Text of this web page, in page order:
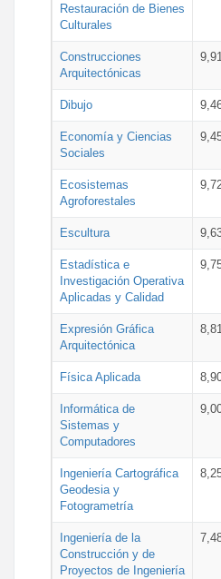
Restauración de Bienes
Culturales
Construcciones
Arquitectónicas
Dibujo
Economía y Ciencias
Sociales
Ecosistemas
Agroforestales
Escultura
Estadística e
Investigación Operativa
Aplicadas y Calidad
Expresión Gráfica
Arquitectónica
Física Aplicada
Informática de
Sistemas y
Computadores
Ingeniería Cartográfica
Geodesia y
Fotogrametría
Ingeniería de la
Construcción y de
Proyectos de Ingeniería